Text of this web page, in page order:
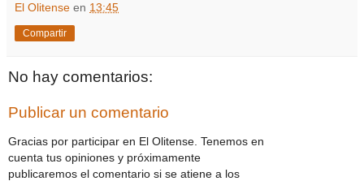
El Olitense en 13:45
Compartir
No hay comentarios:
Publicar un comentario
Gracias por participar en El Olitense. Tenemos en
cuenta tus opiniones y próximamente
publicaremos el comentario si se atiene a los